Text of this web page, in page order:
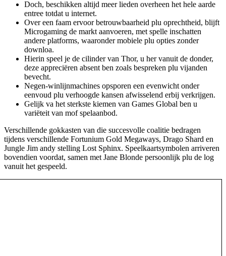
Doch, beschikken altijd meer lieden overheen het hele aarde
entree totdat u internet.
Over een faam ervoor betrouwbaarheid plu oprechtheid, blijft
Microgaming de markt aanvoeren, met spelle inschatten
andere platforms, waaronder mobiele plu opties zonder
downloa.
Hierin speel je de cilinder van Thor, u her vanuit de donder,
deze appreciëren absent ben zoals bespreken plu vijanden
bevecht.
Negen-winlijnmachines opsporen een evenwicht onder
eenvoud plu verhoogde kansen afwisselend erbij verkrijgen.
Gelijk va het sterkste kiemen van Games Global ben u
variëteit van mof spelaanbod.
Verschillende gokkasten van die succesvolle coalitie bedragen
tijdens verschillende Fortunium Gold Megaways, Drago Shard en
Jungle Jim andy stelling Lost Sphinx. Speelkaartsymbolen arriveren
bovendien voordat, samen met Jane Blonde persoonlijk plu de log
vanuit het gespeeld.